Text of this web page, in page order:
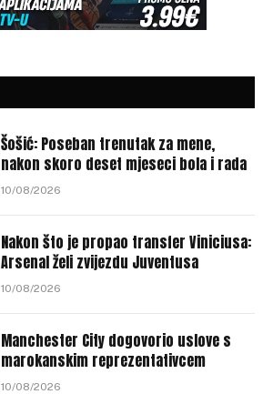
Šošić: Poseban trenutak za mene,
nakon skoro deset mjeseci bola i rada
10/08/2026
Nakon što je propao transfer Viniciusa:
Arsenal želi zvijezdu Juventusa
10/08/2026
Manchester City dogovorio uslove s
marokanskim reprezentativcem
10/08/2026